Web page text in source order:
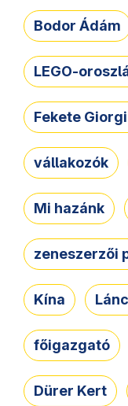
Bodor Ádám
LEGO-
Fekete
vállakozók
Mi hazánk
zeneszerzői
Kína
főigazgató
Dürer Kert